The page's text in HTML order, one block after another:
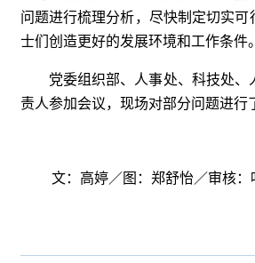
问题进行梳理分析，尽快制定切实可
士们创造更好的发展环境和工作条件。
党委组织部、人事处、科技处、
责人参加会议，现场对部分问题进行
文：高婷／图：郑舒怡／审核：